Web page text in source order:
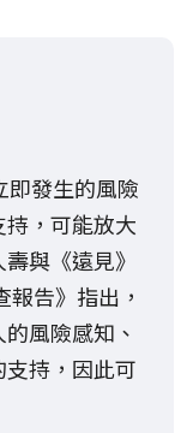
即發生的風險
，可能放大
與《遠見》
告》指出，
風險感知、
持，因此可